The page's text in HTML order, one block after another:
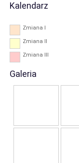
Kalendarz
Zmiana I
Zmiana II
Zmiana III
Galeria